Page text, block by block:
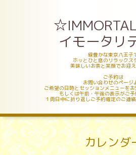
イモータリ
緑豊かな東京八王子
ホッとひと息のリラックス
美味しいお茶と笑顔でお迎
ご予約は
お問い合わせのページ
ご希望の日時とセッションメニューを
もしくは午前・午後の表示がご
１両日中に折り返しご予約確定のご連
カレンダ